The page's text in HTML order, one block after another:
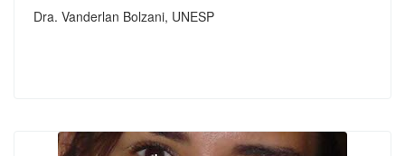
Dra. Vanderlan Bolzani, UNESP